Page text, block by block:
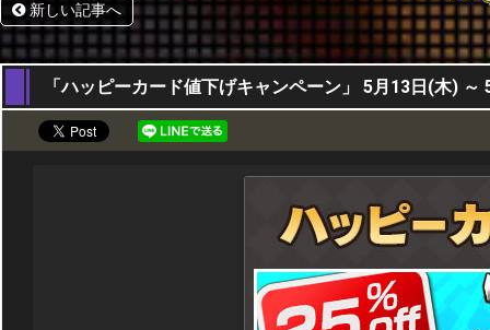
新しい記事へ
13,05,2021
「ハッピーカード値下げキャンペーン」 5月13日(木) ～